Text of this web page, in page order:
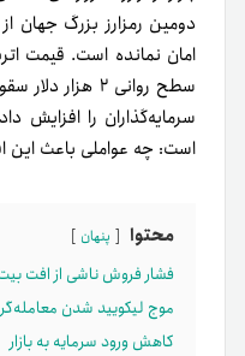
دومین رمزارز بزرگ جهان
امان نمانده است. قیمت
سطح روانی ۲
سرمایه‌گذاران را افزایش
است: چه عواملی باعث این
محتوا پنهان
فشار فروش ناشی از افت
موج لیکویید شدن
کاهش ورود سرمایه به بازار